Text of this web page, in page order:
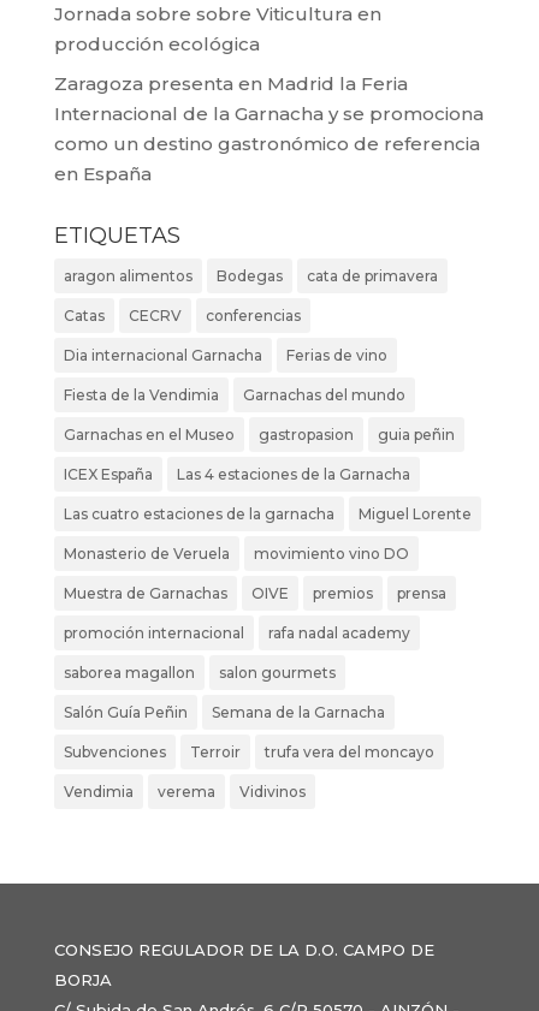
Jornada sobre sobre Viticultura en
producción ecológica
Zaragoza presenta en Madrid la Feria
Internacional de la Garnacha y se promociona
como un destino gastronómico de referencia
en España
ETIQUETAS
aragon alimentos Bodegas cata de primavera
Catas CECRV conferencias
Dia internacional Garnacha Ferias de vino
Fiesta de la Vendimia Garnachas del mundo
Garnachas en el Museo gastropasion guia peñin
ICEX España Las 4 estaciones de la Garnacha
Las cuatro estaciones de la garnacha Miguel Lorente
Monasterio de Veruela movimiento vino DO
Muestra de Garnachas OIVE premios prensa
promoción internacional rafa nadal academy
saborea magallon salon gourmets
Salón Guía Peñin Semana de la Garnacha
Subvenciones Terroir trufa vera del moncayo
Vendimia verema Vidivinos
CONSEJO REGULADOR DE LA D.O. CAMPO DE
BORJA